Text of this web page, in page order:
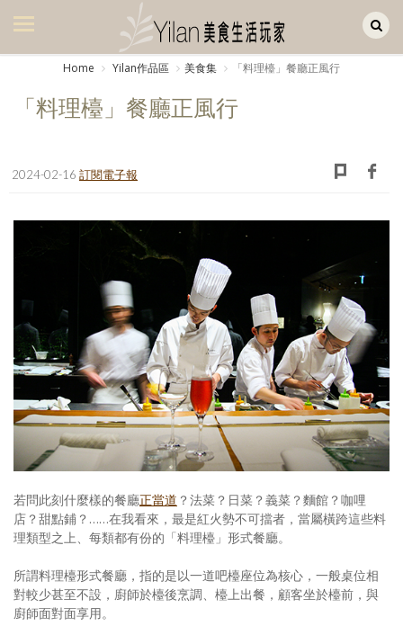
美食集
日記簿
餐桌週記
享樂隨手拍
照相簿
影音區
創意出版服務
歷史區
關於Yilan
個人著作
Home Yilan作品區 美食集 「料理檯」餐廳正風行
「料理檯」餐廳正風行
2024-02-16 訂閱電子報
若問此刻什麼樣的餐廳正當道 ？法菜？日菜？義菜？麵館？咖哩
店？甜點鋪？……在我看來，最是紅火勢不可擋者，當屬橫跨這些料
理類型之上、每類都有份的「料理檯」形式餐廳。
所謂料理檯形式餐廳，指的是以一道吧檯座位為核心，一般桌位相
對較少甚至不設，廚師於檯後烹調、檯上出餐，顧客坐於檯前，與
廚師面對面享用。